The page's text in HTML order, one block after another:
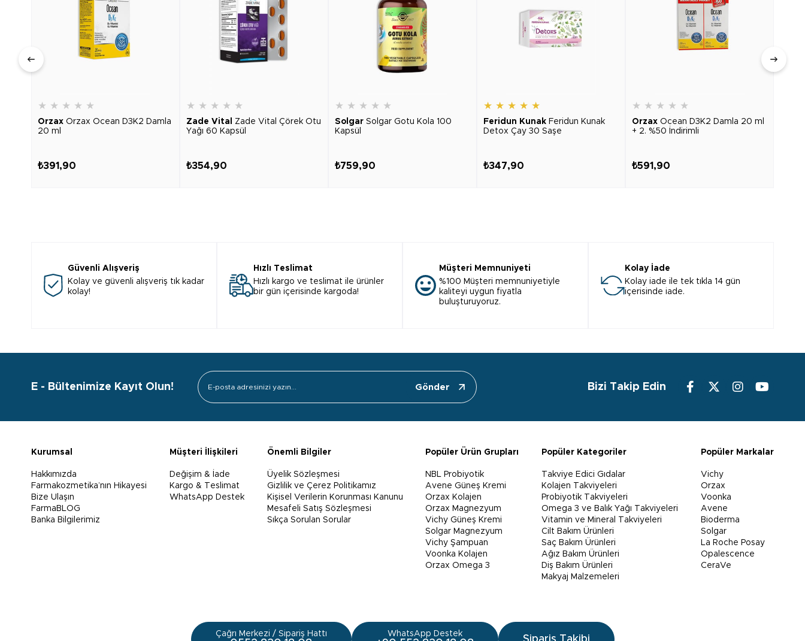
★ ★ ★ ★ ★
Orzax Orzax Ocean D3K2 Damla
20 ml
₺391,90
★ ★ ★ ★ ★
Zade Vital
Zade Vital Çörek Otu
Yağı 60 Kapsül
₺354,90
★ ★ ★ ★ ★
Solgar Solgar Gotu Kola 100
Kapsül
₺759,90
★ ★ ★ ★ ★
Feridun Kunak Feridun Kunak
Detox Çay 30 Saşe
₺347,90
★ ★ ★ ★ ★
Orzax Ocean D3K2 Damla 20 ml
+ 2. %50 İndirimli
₺591,90
Güvenli Alışveriş
Kolay ve güvenli alışveriş tık kadar
kolay!
Hızlı Teslimat
Hızlı kargo ve teslimat ile ürünler
bir gün içerisinde kargoda!
Müşteri Memnuniyeti
%100 Müşteri memnuniyetiyle
kaliteyi uygun fiyatla
buluşturuyoruz.
Kolay İade
Kolay iade ile tek tıkla 14 gün
içerisinde iade.
E - Bültenimize Kayıt Olun! Gönder Bizi Takip Edin
Kurumsal
Hakkımızda
Farmakozmetika’nın Hikayesi
Bize Ulaşın
FarmaBLOG
Banka Bilgilerimiz
Müşteri İlişkileri
Değişim & İade
Kargo & Teslimat
WhatsApp Destek
Önemli Bilgiler
Üyelik Sözleşmesi
Gizlilik ve Çerez Politikamız
Kişisel Verilerin Korunması Kanunu
Mesafeli Satış Sözleşmesi
Sıkça Sorulan Sorular
Popüler Ürün Grupları
NBL Probiyotik
Avene Güneş Kremi
Orzax Kolajen
Orzax Magnezyum
Vichy Güneş Kremi
Solgar Magnezyum
Vichy Şampuan
Voonka Kolajen
Orzax Omega 3
Popüler Kategoriler
Takviye Edici Gıdalar
Kolajen Takviyeleri
Probiyotik Takviyeleri
Omega 3 ve Balık Yağı Takviyeleri
Vitamin ve Mineral Takviyeleri
Cilt Bakım Ürünleri
Saç Bakım Ürünleri
Ağız Bakım Ürünleri
Diş Bakım Ürünleri
Makyaj Malzemeleri
Popüler Markalar
Vichy
Orzax
Voonka
Avene
Bioderma
Solgar
La Roche Posay
Opalescence
CeraVe
Çağrı Merkezi / Sipariş Hattı WhatsApp Destek